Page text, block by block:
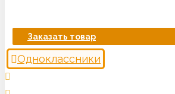
Заказать товар
Одноклассники